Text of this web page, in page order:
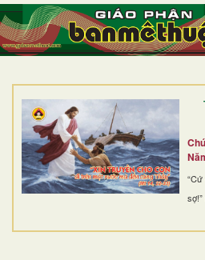
TRANG NHẤT
GIỚI THIỆU
DÒNG TU
BAN MỤC VỤ
ĐOÀN THỂ CG
ĐIỂM HÀNH HƯƠNG